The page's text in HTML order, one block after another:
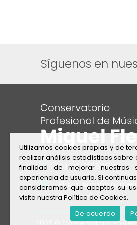
Síguenos en
CIF: Q-2268118-C
Plaza. Aragón
(Huesca)
Utilizamos cookies propias y de
realizar análisis estadísticos sobre
finalidad de mejorar nuestros
experiencia de usuario. Si
consideramos que aceptas su
visita nuestra Política de Cookies.
De acuerdo